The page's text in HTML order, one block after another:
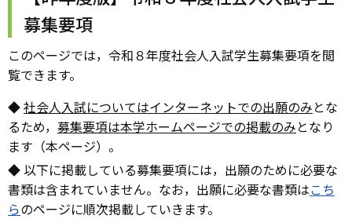
募集要項
このページでは，令和８年度社会人入試学生募集要項を閲
覧できます。
◆社会人入試についてはインターネットでの出願のみとな
るため， 募集要項は本学ホームページでの掲載のみとなり
ます（本ページ）。
◆ 以下に掲載している募集要項には，出願のために必要な
書類は含まれていません。なお，出願に必要な書類はこち
らのページに順次掲載していきます。